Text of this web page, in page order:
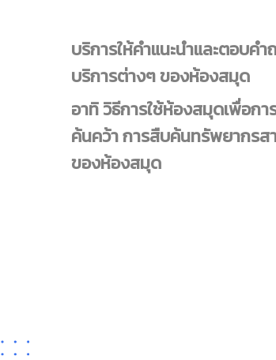
บริการให้คำแนะนำและตอบคำ
บริการต่างๆ ของห้องสมุด
อาทิ วิธีการใช้ห้องสมุดเพื่อก
ค้นคว้า การสืบค้นทรัพยากรส
ของห้องสมุด